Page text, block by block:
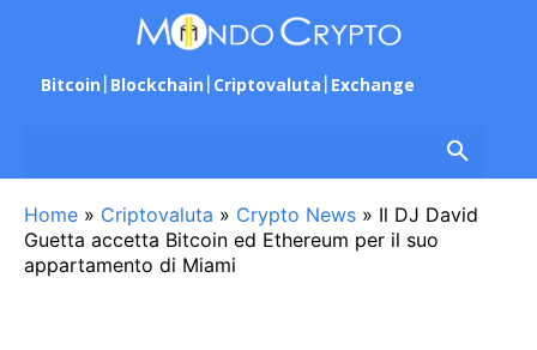
Bitcoin Blockchain Criptovaluta Exchange
Home » Criptovaluta » Crypto News » Il DJ David
Guetta accetta Bitcoin ed Ethereum per il suo
appartamento di Miami